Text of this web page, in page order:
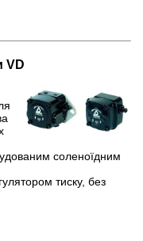
VD
соленоїдним
тиску, без